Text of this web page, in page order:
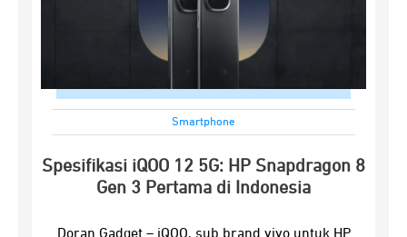
Smartphone
Spesifikasi iQOO 12 5G: HP Snapdragon 8
Gen 3 Pertama di Indonesia